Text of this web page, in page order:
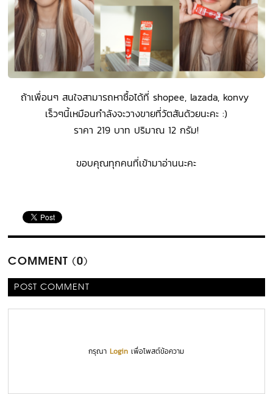
ถ้าเพื่อนๆ สนใจสามารถหาซื้อได้ที่ shopee, lazada, konvy
เร็วๆนี้เหมือนกำลังจะวางขายที่วัตสันด้วยนะคะ :)
ราคา 219 บาท ปริมาณ 12 กรัม!
ขอบคุณทุกคนที่เข้ามาอ่านนะคะ
COMMENT (0)
POST COMMENT
กรุณาLogin เพื่อโพสต์ข้อความ